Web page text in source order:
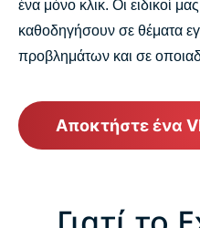
ένα μόνο κλικ. Οι ειδικοί
καθοδηγήσουν σε θέματα
προβλημάτων και σε
Αποκτήστε ένα